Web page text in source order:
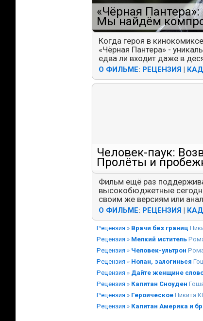
«Чёрная Пантера»:
Мы найдём
Когда героя в
«Чёрная Пантера» -
едва ли входит даже в
О ФИЛЬМЕ: РЕЦЕНЗИЯ |
Человек-паук:
Пролёты и
Фильм ещё раз
высокобюджетные
своим же версиям или
О ФИЛЬМЕ: РЕЦЕНЗИЯ |
Рецензия » Врачи без границ
Рецензия » Мелкий мститель
Рецензия » Человек-ультрон
Рецензия » Нолан, залогинься
Рецензия » Дайте женщине
Рецензия » Капитан Сноуден
Рецензия » Героическое Никита
Рецензия » Капитан Америка и